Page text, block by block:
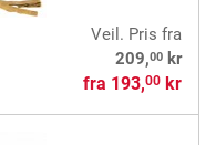
Veil. Pris fra
209,00kr
fra 193,00kr